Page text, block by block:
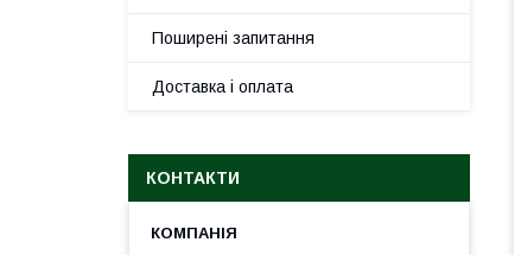
Поширені запитання
Доставка і оплата
КОНТАКТИ